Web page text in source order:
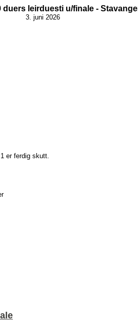
leirduesti u/finale -
3. juni 2026
er ferdig skutt.